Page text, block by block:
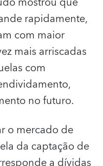
rapidamente,
com maior
mais arriscadas
com
no futuro.
o mercado de
da captação de